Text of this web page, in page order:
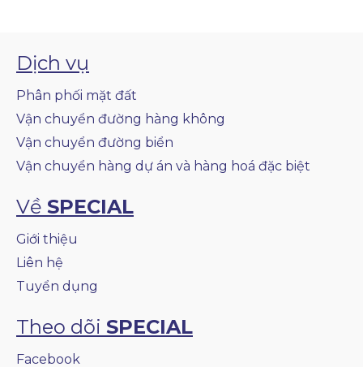
Dịch vụ
Phân phối mặt đất
Vận chuyển đường hàng không
Vận chuyển đường biển
Vận chuyển hàng dự án và hàng hoá đặc biệt
Về SPECIAL
Giới thiệu
Liên hệ
Tuyển dụng
Theo dõi SPECIAL
Facebook